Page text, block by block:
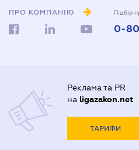
ПРО КОМПАНІЮ Підбір
0-
Реклама та PR
на ligazakon.net
ТАРИФИ